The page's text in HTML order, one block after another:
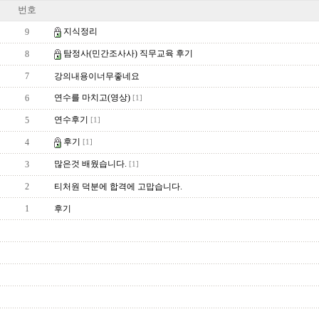
번호
9 지식정리
8 탐정사(민간조사사) 직무교육 후기
7 강의내용이너무좋네요
6 연수를 마치고(영상) [1]
5 연수후기 [1]
4 후기 [1]
3 많은것 배웠습니다. [1]
2 티처원 덕분에 합격에 고맙습니다.
1 후기